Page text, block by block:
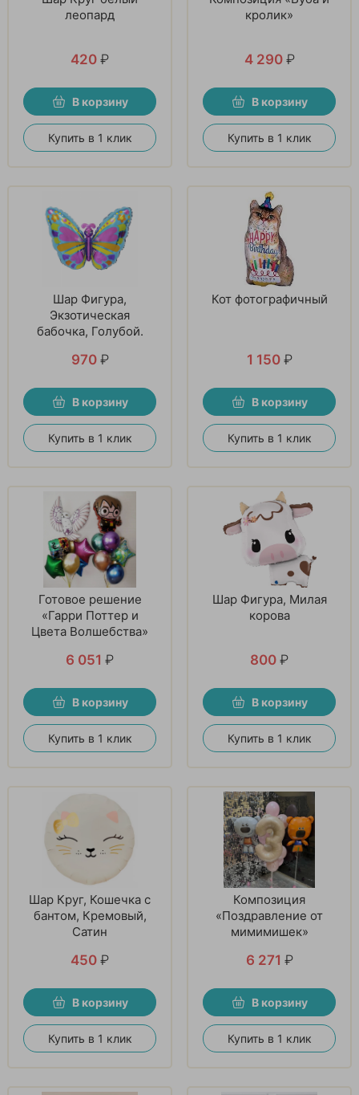
леопард
420 ₽
В корзину
Купить в 1 клик
кролик»
4 290 ₽
В корзину
Купить в 1 клик
Шар Фигура,
Экзотическая
бабочка, Голубой.
970 ₽
В корзину
Купить в 1 клик
Кот фотографичный
1 150 ₽
В корзину
Купить в 1 клик
Готовое решение
«Гарри Поттер и
Цвета Волшебства»
6 051 ₽
В корзину
Купить в 1 клик
Шар Фигура, Милая
корова
800 ₽
В корзину
Купить в 1 клик
Шар Круг, Кошечка с
бантом, Кремовый,
Сатин
450 ₽
В корзину
Купить в 1 клик
Композиция
«Поздравление от
мимимишек»
6 271 ₽
В корзину
Купить в 1 клик